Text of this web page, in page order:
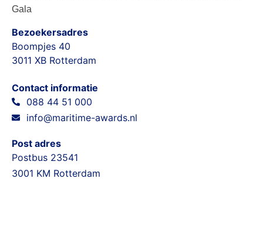
Gala
Bezoekersadres
Boompjes 40
3011 XB Rotterdam
Contact informatie
088 44 51 000
info@maritime-awards.nl
Post adres
Postbus 23541
3001 KM Rotterdam